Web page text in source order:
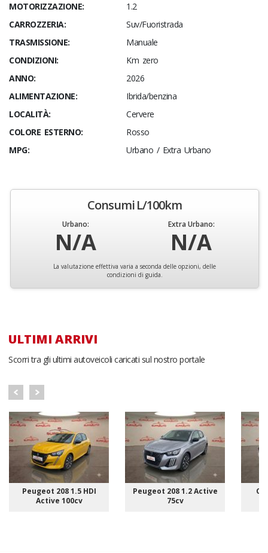
MOTORIZZAZIONE:
1.2
CARROZZERIA:
Suv/Fuoristrada
TRASMISSIONE:
Manuale
CONDIZIONI:
Km zero
ANNO:
2026
ALIMENTAZIONE:
Ibrida/benzina
LOCALITÀ:
Cervere
COLORE ESTERNO:
Rosso
MPG:
Urbano / Extra Urbano
Consumi L/100km
Urbano:
N/A
Extra Urbano:
N/A
La valutazione effettiva varia a seconda delle opzioni, delle
condizioni di guida.
ULTIMI ARRIVI
Scorri tra gli ultimi autoveicoli caricati sul nostro portale
Peugeot 208 1.5 HDI
Active 100cv
Peugeot 208 1.2 Active
75cv